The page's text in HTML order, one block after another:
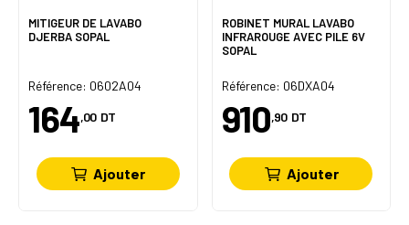
MITIGEUR DE LAVABO
DJERBA SOPAL
Référence: 0602A04
164,00 DT
Ajouter
ROBINET MURAL LAVABO
INFRAROUGE AVEC PILE 6V
SOPAL
Référence: 06DXA04
910,90 DT
Ajouter